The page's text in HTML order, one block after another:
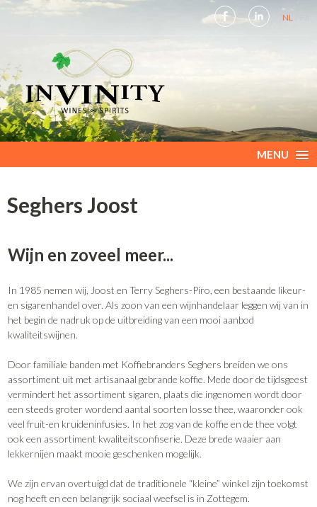
NL
MENU
Seghers Joost
Wijn en zoveel meer...
In 1985 nemen wij, Joost en Terry Seghers-Piro, een bestaande likeur-
en sigarenhandel over. Als zoon van een wijnhandelaar leggen wij van in
het begin de nadruk op de uitbreiding van een mooi aanbod
kwaliteitswijnen.
Door familiale banden met Koffiebranders Seghers breiden we ons
assortiment uit met artisanaal gebrande koffie. Mede door de tijdsgeest
vermindert het assortiment sigaren, plaats die ingenomen wordt door
een steeds groter wordend aantal soorten losse thee, waaronder ook
veel fruit-en kruideninfusies. In het zog van de koffie en de thee volgt
ook een assortiment kwaliteitsconfiserie. Deze brede waaier aan
lekkernijen maakt mooie geschenken mogelijk.
We zijn ervan overtuigd dat de traditionele “kleine” winkel zijn toekomst
nog heeft en een belangrijk sociaal weefsel is in Zottegem.